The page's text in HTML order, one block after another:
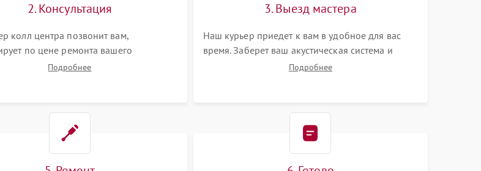
2. Консультация
колл центра позвонит вам,
по цене ремонта вашего
системы а также ответит на все
Подробнее
3. Выезд мастера
Наш курьер приедет к вам в удобное для вас
время. Заберет ваш акустическая система и
привезет на склад для диагностики.
Подробнее